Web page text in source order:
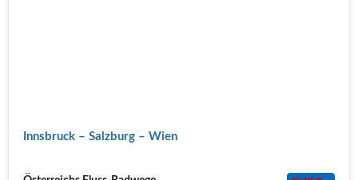
Innsbruck – Salzburg – Wien